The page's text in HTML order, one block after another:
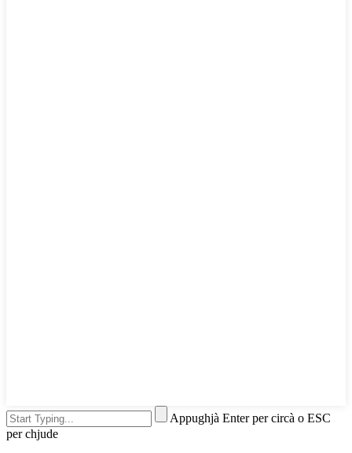
Appughjà Enter per circà o ESC
per chjude